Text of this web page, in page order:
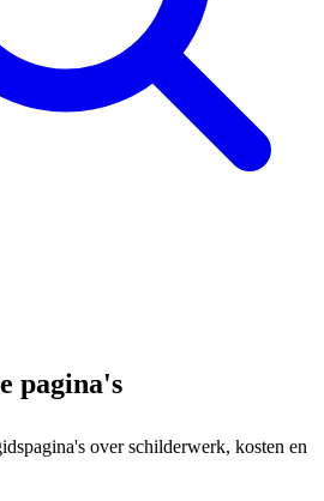
pagina's
over schilderwerk, kosten en